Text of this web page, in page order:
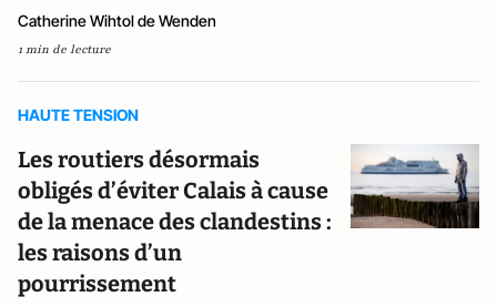
Catherine Wihtol de Wenden
1 min de lecture
HAUTE TENSION
Les routiers désormais
obligés d’éviter Calais à cause
de la menace des clandestins :
les raisons d’un
pourrissement